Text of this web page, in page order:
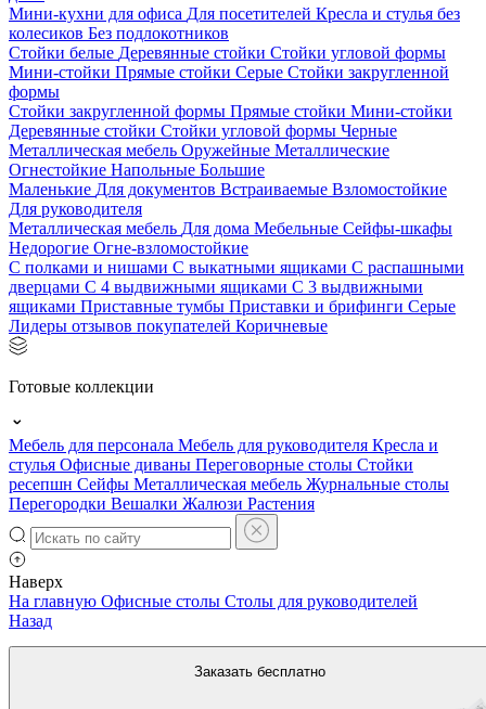
Мини-кухни для офиса Для посетителей Кресла и стулья без
колесиков Без подлокотников
Стойки белые Деревянные стойки Стойки угловой формы
Мини-стойки Прямые стойки Серые Стойки закругленной
формы
Стойки закругленной формы Прямые стойки Мини-стойки
Деревянные стойки Стойки угловой формы Черные
Металлическая мебель Оружейные Металлические
Огнестойкие Напольные Большие
Маленькие Для документов Встраиваемые Взломостойкие
Для руководителя
Металлическая мебель Для дома Мебельные Сейфы-шкафы
Недорогие Огне-взломостойкие
С полками и нишами С выкатными ящиками С распашными
дверцами С 4 выдвижными ящиками С 3 выдвижными
ящиками Приставные тумбы Приставки и брифинги Серые
Лидеры отзывов покупателей Коричневые
Готовые коллекции
Мебель для персонала Мебель для руководителя Кресла и
стулья Офисные диваны Переговорные столы Стойки
ресепшн Сейфы Металлическая мебель Журнальные столы
Перегородки Вешалки Жалюзи Растения
Наверх
Заказать бесплатно
На главную Офисные столы Столы для руководителей
Назад